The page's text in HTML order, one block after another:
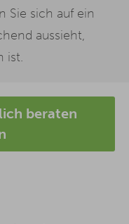
Sie sich auf ein
aussieht,
ist.
beraten